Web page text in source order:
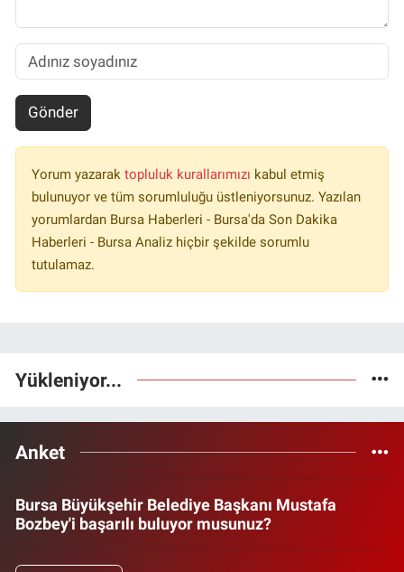
Gönder
Yorum yazarak topluluk kurallarımızı kabul etmiş
bulunuyor ve tüm sorumluluğu üstleniyorsunuz. Yazılan
yorumlardan Bursa Haberleri - Bursa'da Son Dakika
Haberleri - Bursa Analiz hiçbir şekilde sorumlu
tutulamaz.
Yükleniyor...
Anket
Bursa Büyükşehir Belediye Başkanı Mustafa
Bozbey'i başarılı buluyor musunuz?